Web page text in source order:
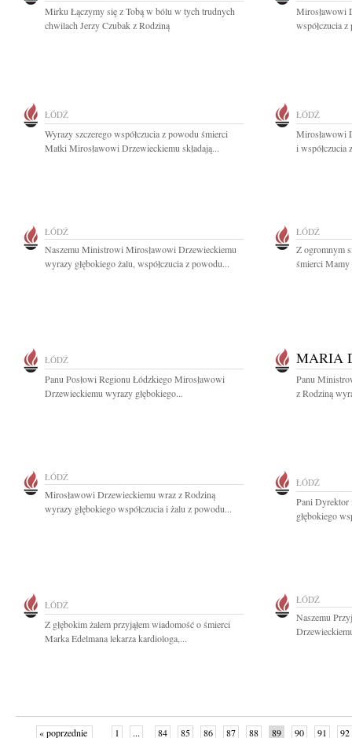
Mirku Łączymy się z Tobą w bólu w tych trudnych
chwilach Jerzy Czubak z Rodziną
Mirosławowi
współczucia
ŁÓDŹ
Wyrazy szczerego współczucia z powodu śmierci
Matki Mirosławowi Drzewieckiemu składają...
ŁÓDŹ
Mirosławowi
i współczucia
ŁÓDŹ
Naszemu Ministrowi Mirosławowi Drzewieckiemu
wyrazy głębokiego żalu, współczucia z powodu...
ŁÓDŹ
Z ogromnym
śmierci Mamy
ŁÓDŹ
Panu Posłowi Regionu Łódzkiego Mirosławowi
Drzewieckiemu wyrazy głębokiego...
MARIA
Panu
z Rodziną
ŁÓDŹ
Mirosławowi Drzewieckiemu wraz z Rodziną
wyrazy głębokiego współczucia i żalu z powodu...
ŁÓDŹ
Pani
głębokiego
ŁÓDŹ
Z głębokim żalem przyjąłem wiadomość o śmierci
Marka Edelmana lekarza kardiologa,...
ŁÓDŹ
Naszemu
« poprzednie 1 ... 84 85 86 87 88 89 90 91 92